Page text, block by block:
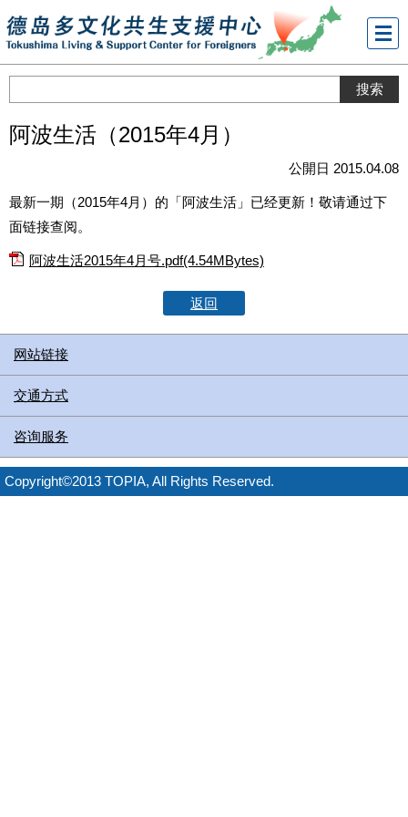
メニ
ュー
阿波生活（2015年4月）
公開日 2015.04.08
最新一期（2015年4月）的「阿波生活」已经更新！敬请通过下
面链接查阅。
阿波生活2015年4月号.pdf(4.54MBytes)
返回
网站链接
交通方式
咨询服务
Copyright©2013 TOPIA, All Rights Reserved.